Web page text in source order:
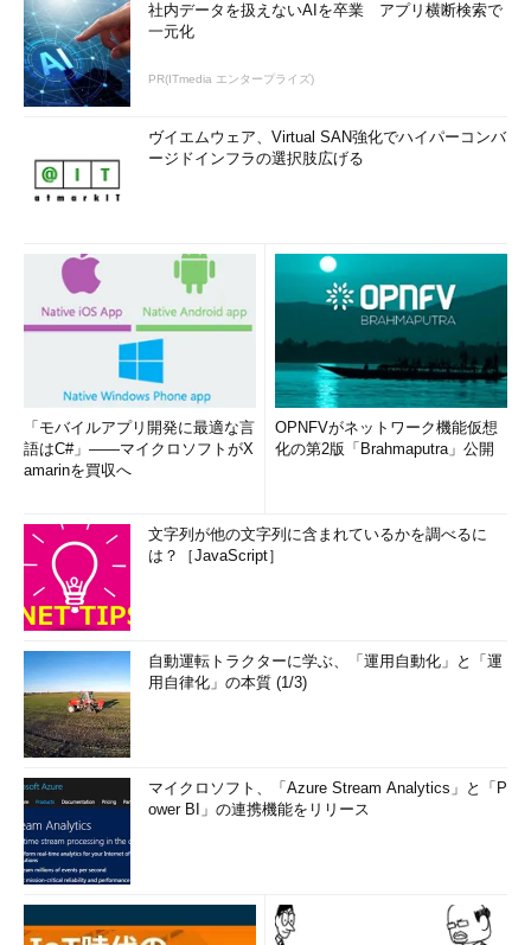
社内データを扱えないAIを卒業 アプリ横断検索で
一元化
PR(ITmedia エンタープライズ)
ヴイエムウェア、Virtual SAN強化でハイパーコンバ
ージドインフラの選択肢広げる
「モバイルアプリ開発に最適な言
語はC#」――マイクロソフトがX
amarinを買収へ
OPNFVがネットワーク機能仮想
化の第2版「Brahmaputra」公開
文字列が他の文字列に含まれているかを調べるに
は？［JavaScript］
自動運転トラクターに学ぶ、「運用自動化」と「運
用自律化」の本質 (1/3)
マイクロソフト、「Azure Stream Analytics」と「P
ower BI」の連携機能をリリース